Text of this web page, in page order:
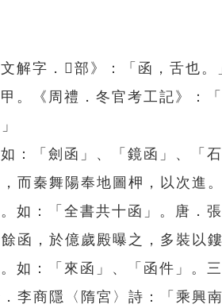
解字．𢎘部》：「函，舌也。
。《周禮．冬官考工記》：
：「劍函」、「鏡函」、「
而秦舞陽奉地圖柙，以次進。
如：「全書共十函」。唐．
函，於億歲殿曝之，多裝以
如：「來函」、「函件」。
李商隱〈隋宮〉詩：「乘興